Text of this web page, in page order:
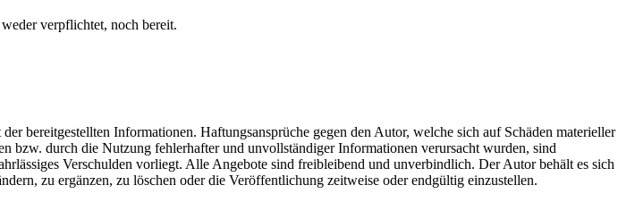
verpflichtet, noch bereit.
bereitgestellten Informationen. Haftungsansprüche gegen den Autor, welche sich auf Schäden materieller
bzw. durch die Nutzung fehlerhafter und unvollständiger Informationen verursacht wurden, sind
Verschulden vorliegt. Alle Angebote sind freibleibend und unverbindlich. Der Autor behält es sich
zu ergänzen, zu löschen oder die Veröffentlichung zeitweise oder endgültig einzustellen.